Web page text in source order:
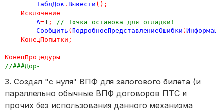
ТаблДок . Вывести ();
Исключение
А=1 ;
// Точка останова для отладки!
Сообщить ( ПодробноеПредставлениеОшибки (
КонецПопытки ;
КонецПроцедуры
//###Дор-
3. Создал "с нуля" ВПФ для залогового билета (и
параллельно обычные ВПФ договоров ПТС и
прочих без использования данного механизма